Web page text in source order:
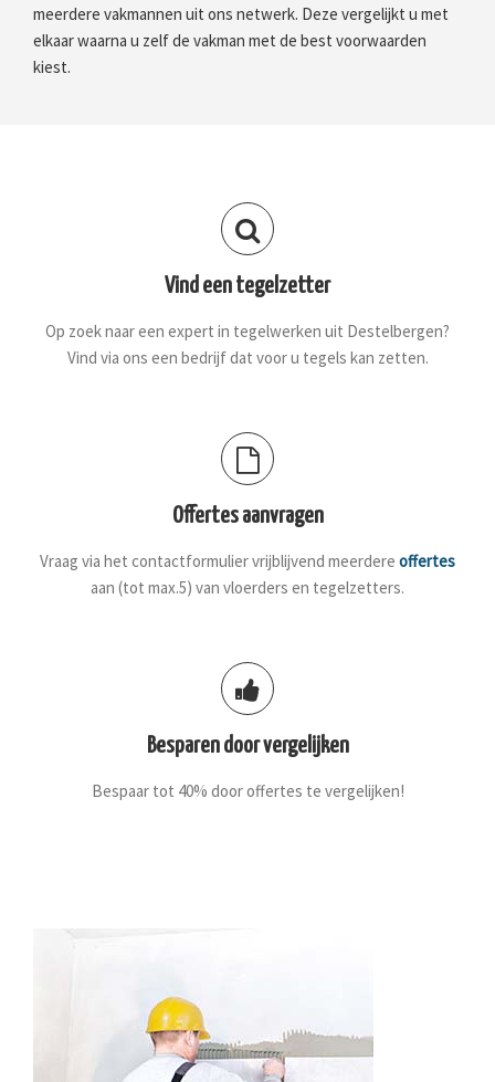
meerdere vakmannen uit ons netwerk. Deze vergelijkt u met
elkaar waarna u zelf de vakman met de best voorwaarden
kiest.
Vind een tegelzetter
Op zoek naar een expert in tegelwerken uit Destelbergen?
Vind via ons een bedrijf dat voor u tegels kan zetten.
Offertes aanvragen
Vraag via het contactformulier vrijblijvend meerdere offertes
aan (tot max.5) van vloerders en tegelzetters.
Besparen door vergelijken
Bespaar tot 40% door offertes te vergelijken!